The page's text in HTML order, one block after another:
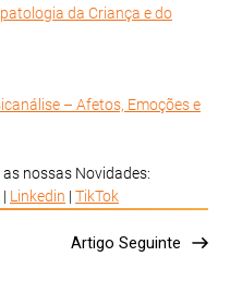
da Criança e do
– Afetos, Emoções e
nossas Novidades:
| Linkedin | TikTok
Artigo Seguinte